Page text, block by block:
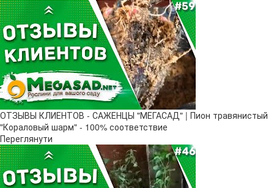
ОТЗЫВЫ КЛИЕНТОВ - САЖЕНЦЫ "МЕГАСАД" | Пион травянистый
"Кораловый шарм" - 100% соответствие
Переглянути